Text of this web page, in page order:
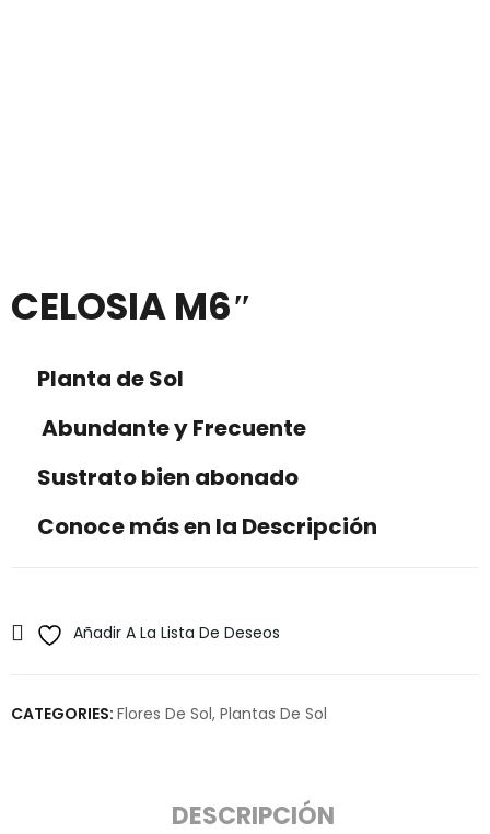
CELOSIA M6″
Planta de Sol
Abundante y Frecuente
Sustrato bien abonado
Conoce más en la Descripción
Añadir A La Lista De Deseos
CATEGORIES: Flores De Sol, Plantas De Sol
DESCRIPCIÓN